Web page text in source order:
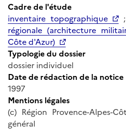
Cadre de l'étude
inventaire topographique
;
régionale (architecture
Côte d'Azur)
Typologie du dossier
dossier individuel
Date de rédaction de la notice
1997
Mentions légales
(c) Région Provence-Alpes-
général